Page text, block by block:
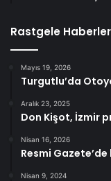
Rastgele Haberler
Mayıs 19, 2026
Turgutlu’da
Aralık 23, 2025
Don Kişot, İzmir
Nisan 16, 2026
Resmi
Nisan 9, 2024